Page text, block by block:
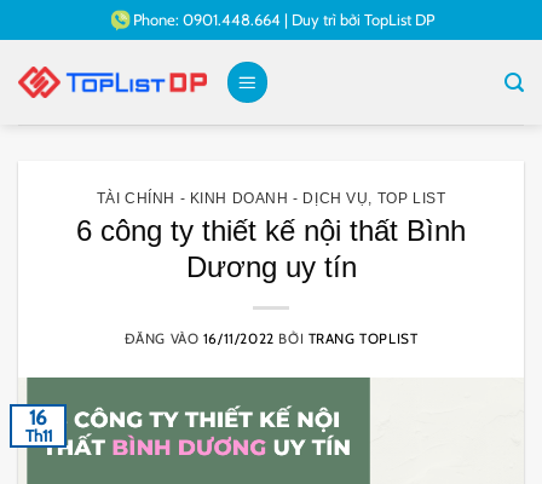
qua
nội
Phone: 0901.448.664| Duy trì bởi TopList DP
TÀI CHÍNH - KINH DOANH - DỊCH VỤ TOP LIST
6 công ty thiết kế nội thất Bình
Dương uy tín
ĐĂNG VÀO 16/11/2022 BỞI TRANG TOPLIST
16
Th11